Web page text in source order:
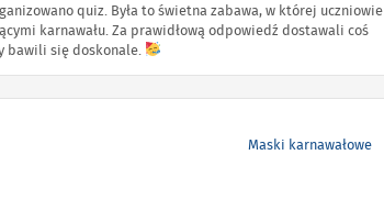
quiz. Była to świetna zabawa, w której uczniowie
karnawału. Za prawidłową odpowiedź dostawali coś
bawili się doskonale.
Maski karnawałowe